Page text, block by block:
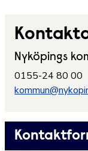
Nyköpings
0155-24 80 00